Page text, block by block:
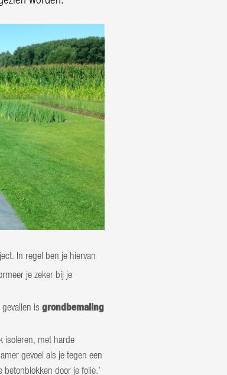
In regel ben je hiervan
je zeker bij je
is grondbemaling
isoleren, met harde
gevoel als je tegen een
betonblokken door je folie.’